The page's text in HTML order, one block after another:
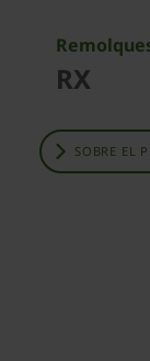
RX
SOBRE EL